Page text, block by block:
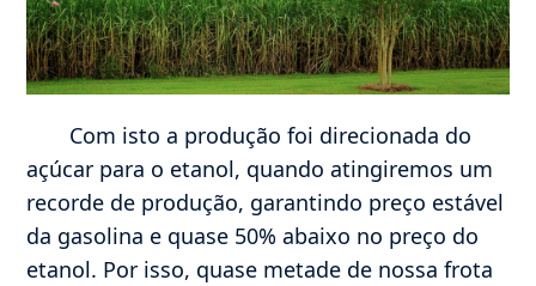
Com isto a produção foi direcionada do
açúcar para o etanol, quando atingiremos um
recorde de produção, garantindo preço estável
da gasolina e quase 50% abaixo no preço do
etanol. Por isso, quase metade de nossa frota